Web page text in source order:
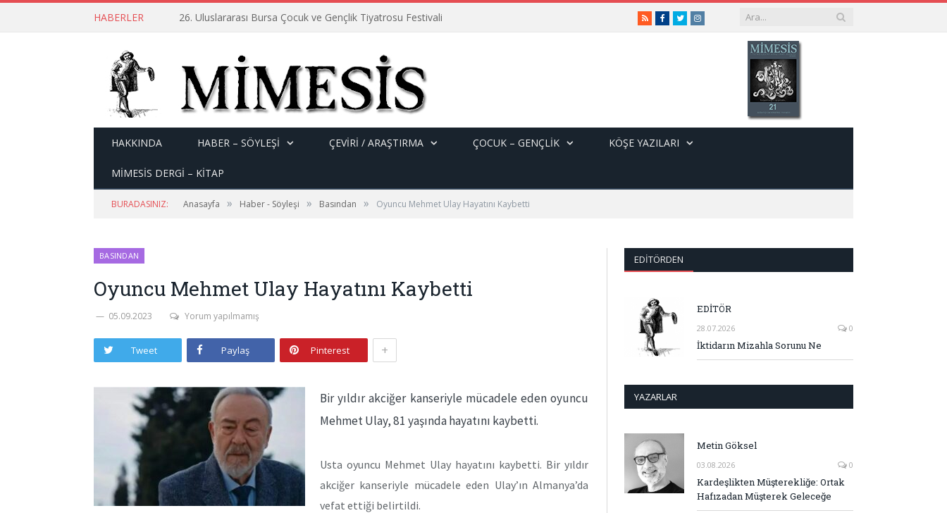
HABERLER 26. Uluslararası Bursa Çocuk ve Gençlik Tiyatrosu Festivali RSSFacebook
TwitterInstagram
HAKKINDA HABER – SÖYLEŞI ÇEVİRİ / ARAŞTIRMA ÇOCUK – GENÇLIK KÖŞE YAZILARI
MİMESİS DERGİ – KİTAP
BURADASINIZ: Anasayfa » Haber - Söyleşi » Basından » Oyuncu Mehmet Ulay Hayatını Kaybetti
BASINDAN
Oyuncu Mehmet Ulay Hayatını Kaybetti
05.09.2023 Yorum yapılmamış
Tweet Paylaş Pinterest +
Bir yıldır akciğer kanseriyle mücadele eden oyuncu
Mehmet Ulay, 81 yaşında hayatını kaybetti.
Usta oyuncu Mehmet Ulay hayatını kaybetti. Bir yıldır
akciğer kanseriyle mücadele eden Ulay’ın Almanya’da
vefat ettiği belirtildi.
EDITÖRDEN
EDİTÖR
28.07.2026 0
İktidarın Mizahla Sorunu Ne
YAZARLAR
Metin Göksel
03.08.2026 0
Kardeşlikten Müşterekliğe: Ortak
Hafızadan Müşterek Geleceğe